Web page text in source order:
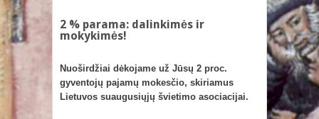
2 % parama: dalinkimės ir
mokykimės!
Nuoširdžiai dėkojame už Jūsų 2 proc.
gyventojų pajamų mokesčio, skiriamus
Lietuvos suaugusiųjų švietimo asociacijai.